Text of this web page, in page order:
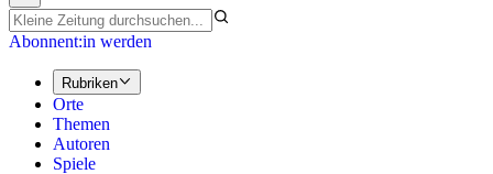
Abonnent:in werden
Rubriken
Orte
Themen
Autoren
Spiele